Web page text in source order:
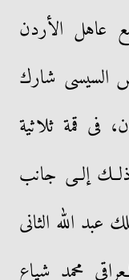
عاهل الأردن
السيسى شارك
فى قمة ثلاثية
إلــى جانب
عبد الله الثانى
محمد شياع